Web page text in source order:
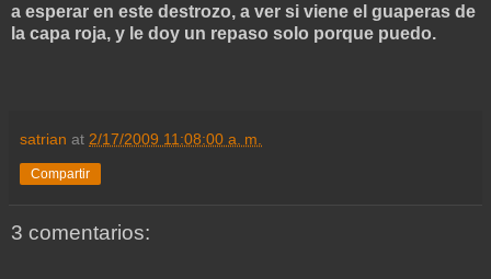
a esperar en este destrozo, a ver si viene el guaperas de
la capa roja, y le doy un repaso solo porque puedo.
satrian at 2/17/2009 11:08:00 a. m.
Compartir
3 comentarios: